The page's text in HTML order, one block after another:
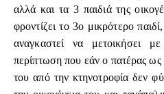
αλλά και τα 3 παιδιά της
φροντίζει το 3ο μικρότερο
αναγκαστεί να μετοικήσει
περίπτωση που εάν ο πατέρας ως
του από την κτηνοτροφία δεν